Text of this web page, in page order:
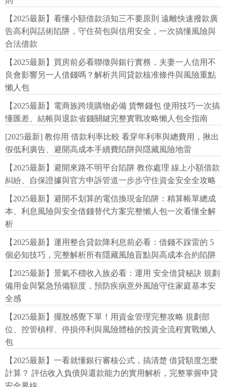
【2025最新】看懂小額借款須知三不要原則 遠離快速撥款廣
告高利與話術陷阱，守住荷包與信用安全，一次搞懂風險與
合法借款
【2025最新】買房前必看聯徵與銀行實務，夫妻一人信用不
良會影響另一人借錢嗎？解析共同貸款核准條件與風險重點
懶人包
【2025最新】電商族跨境購物必備 貨幣錢包 使用技巧一次搞
懂匯差、結帳與退款省錢關鍵完整實戰攻略懶人包全指南
[2025最新] 教你用 借款利率比較 看穿年利率與總費用，揪出
假低利廣告、避開高成本手續費陷阱與隱藏風險地雷
【2025最新】避開來路不明平台陷阱 教你處理 線上小額借款
糾紛、自保證據與官方申訴管道一步步守住資金安全全攻略
【2025最新】避開不划算的電信換現金陷阱：精算帳單總成
本、利息風險與安全借錢替代方案完整懶人包一次看懂全解
析
【2025最新】運用整合貸款降利息前必看：借錢不踩雷的 5
個必知技巧，完整解析所有隱藏風險盲點與高成本合約陷阱
【2025最新】景氣不穩收入族必看：運用 安全借貸秘訣 規劃
備用金與緊急預備額度，預防疾病意外風險守住家庭基本安
全感
【2025最新】擺脫感覺下單！用資金管理完整攻略 規劃部
位、控管槓桿、停損停利與風險體檢的投資全流程實戰懶人
包
【2025最新】一看就懂銀行審核公式，搞清楚 借貸額度怎麼
計算？ 評估收入負債與還款能力的實用解析，完整掌握申貸